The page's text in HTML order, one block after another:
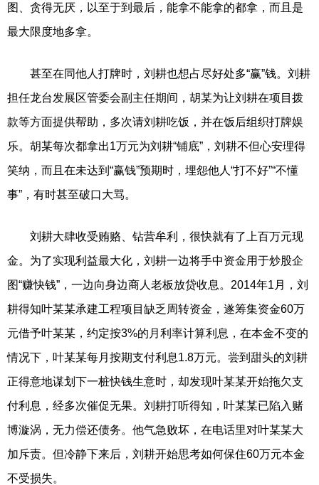
图、贪得无厌，以至于到最后，能拿不能拿的都拿，而且是
最大限度地多拿。
甚至在同他人打牌时，刘耕也想占尽好处多“赢”钱。刘耕
担任龙台发展区管委会副主任期间，胡某为让刘耕在项目拨
款等方面提供帮助，多次请刘耕吃饭，并在饭后组织打牌娱
乐。胡某每次都拿出1万元为刘耕“铺底”，刘耕不但心安理得
笑纳，而且在未达到“赢钱”预期时，埋怨他人“打不好”“不懂
事”，有时甚至破口大骂。
刘耕大肆收受贿赂、钻营牟利，很快就有了上百万元现
金。为了实现利益最大化，刘耕一边将手中资金用于炒股企
图“赚快钱”，一边向身边商人老板放贷收息。2014年1月，刘
耕得知叶某某承建工程项目缺乏周转资金，遂筹集资金60万
元借予叶某某，约定按3%的月利率计算利息，在本金不变的
情况下，叶某某每月按期支付利息1.8万元。尝到甜头的刘耕
正得意地谋划下一桩快钱生意时，却发现叶某某开始拖欠支
付利息，经多次催促无果。刘耕打听得知，叶某某已陷入赌
博漩涡，无力偿还债务。他气急败坏，在电话里对叶某某大
加斥责。但冷静下来后，刘耕开始思考如何保住60万元本金
不受损失。